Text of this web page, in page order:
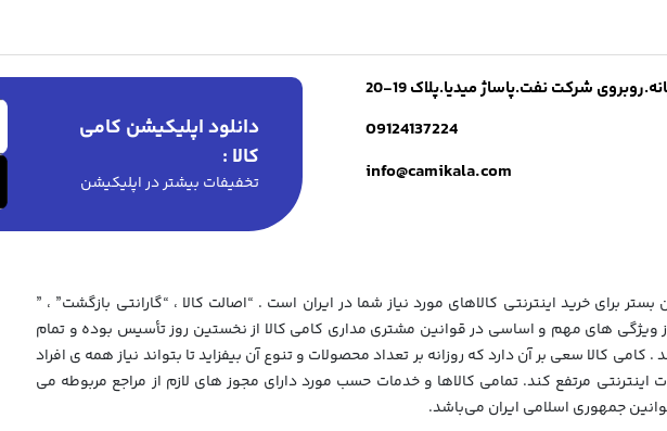
شرکت نفت.پاساژ میدیا.پلاک 19-20
09124137224
info@camikala.com
دانلود اپلیکیشن کامی
کالا :
تخفیفات بیشتر در اپلیکیشن
برای خرید اینترنتی کالاهای مورد نیاز شما در ایران است . “اصالت کالا ، “گارانتی بازگشت” ، ”
ویژگی های مهم و اساسی در قوانین مشتری مداری کامی کالا از نخستین روز تأسیس بوده و تمام
. کامی کالا سعی بر آن دارد که روزانه بر تعداد محصولات و تنوع آن بیفزاید تا بتواند نیاز همه ی افراد
اینترنتی مرتفع کند. تمامی کالاها و خدمات حسب مورد دارای مجوز های لازم از مراجع مربوطه می
جمهوری اسلامی ایران می‌باشد.